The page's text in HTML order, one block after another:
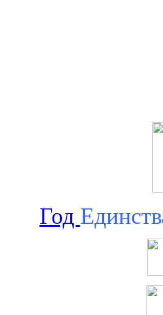
Год